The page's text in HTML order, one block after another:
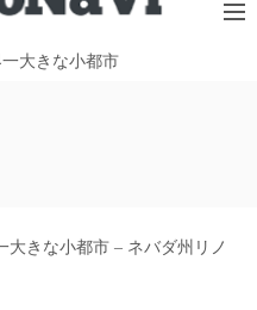
大きな小都市
大きな小都市 – ネバダ州リノ